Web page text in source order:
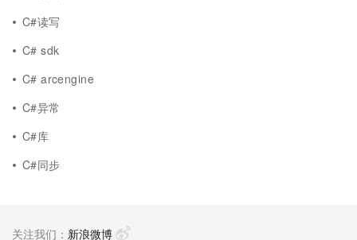
C#读写
C# sdk
C# arcengine
C#异常
C#库
C#同步
关注我们： 新浪微博